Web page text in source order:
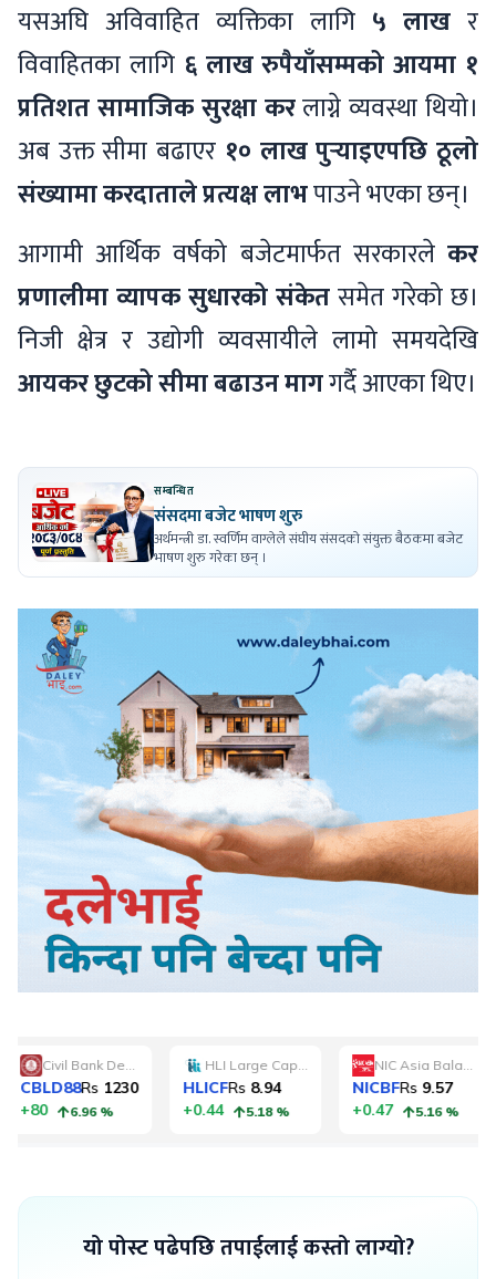
यसअघि अविवाहित व्यक्तिका लागि ५ लाख र
विवाहितका लागि ६ लाख रुपैयाँसम्मको आयमा १
प्रतिशत सामाजिक सुरक्षा करलाग्ने व्यवस्था थियो।
अब उक्त सीमा बढाएर १० लाख पुर्‍याइएपछि ठूलो
संख्यामा करदाताले प्रत्यक्ष लाभपाउने भएका छन्।
आगामी आर्थिक वर्षको बजेटमार्फत सरकारले कर
प्रणालीमा व्यापक सुधारको संकेतसमेत गरेको छ।
निजी क्षेत्र र उद्योगी व्यवसायीले लामो समयदेखि
आयकर छुटको सीमा बढाउन मागगर्दै आएका थिए।
सम्बन्धित
संसदमा बजेट भाषण शुरु
अर्थमन्त्री डा. स्वर्णिम वाग्लेले संघीय संसदको संयुक्त बैठकमा बजेट
भाषण शुरु गरेका छन् ।
यो पोस्ट पढेपछि तपाईलाई कस्तो लाग्यो?